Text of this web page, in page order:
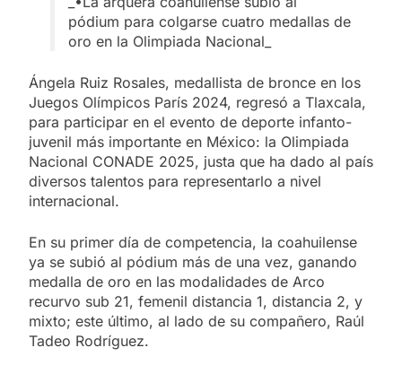
pódium para colgarse cuatro medallas de
oro en la Olimpiada Nacional_
Ángela Ruiz Rosales, medallista de bronce en los
Juegos Olímpicos París 2024, regresó a Tlaxcala,
para participar en el evento de deporte infanto-
juvenil más importante en México: la Olimpiada
Nacional CONADE 2025, justa que ha dado al país
diversos talentos para representarlo a nivel
internacional.
En su primer día de competencia, la coahuilense
ya se subió al pódium más de una vez, ganando
medalla de oro en las modalidades de Arco
recurvo sub 21, femenil distancia 1, distancia 2, y
mixto; este último, al lado de su compañero, Raúl
Tadeo Rodríguez.